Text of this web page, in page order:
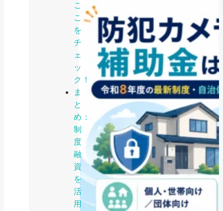
こ
こ
を
チ
ェ
ッ
ク！
ま
と
め：
制
度
融
資
を
活
用